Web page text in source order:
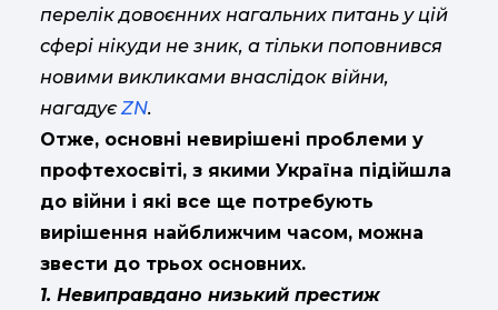
перелік довоєнних нагальних питань у цій
сфері нікуди не зник, а тільки поповнився
новими викликами внаслідок війни,
нагадуєZN.
Отже, основні невирішені проблеми у
профтехосвіті, з якими Україна підійшла
до війни і які все ще потребують
вирішення найближчим часом, можна
звести до трьох основних.
1. Невиправдано низький престиж